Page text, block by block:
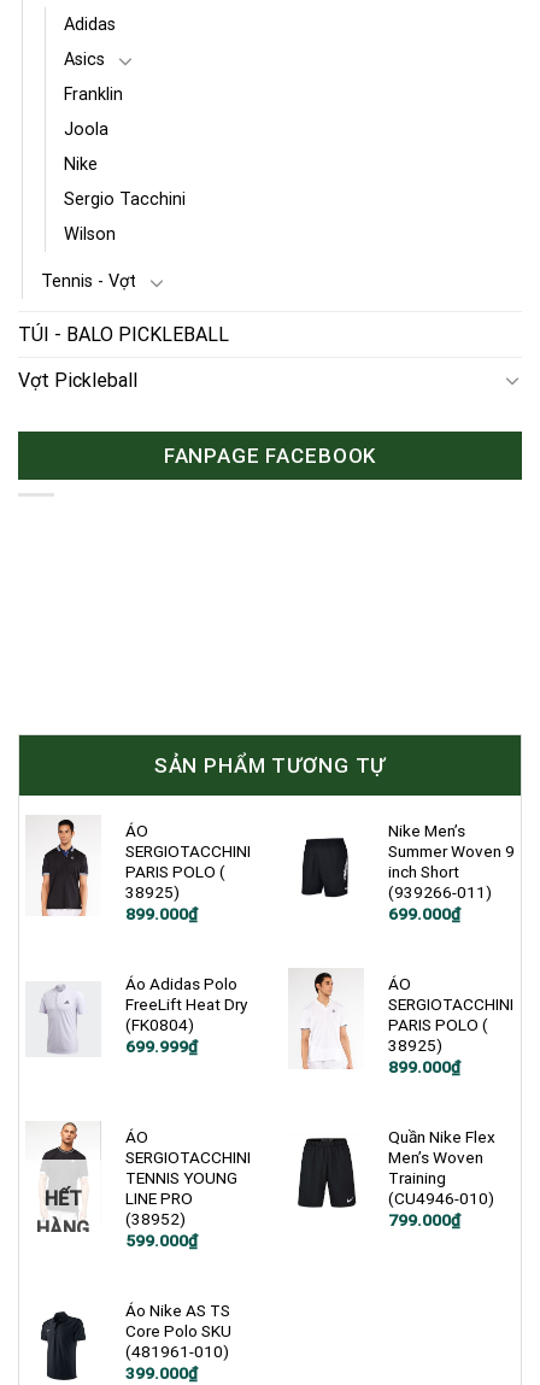
Adidas
Asics
Franklin
Joola
Nike
Sergio Tacchini
Wilson
Tennis - Vợt
TÚI - BALO PICKLEBALL
Vợt Pickleball
FANPAGE FACEBOOK
SẢN PHẨM TƯƠNG TỰ
ÁO
SERGIOTACCHINI
PARIS POLO (
38925)
899.000₫
Nike Men’s
Summer Woven 9
inch Short
(939266-011)
Giá
699.000₫
Giá
699.000₫.
Áo Adidas Polo
FreeLift Heat Dry
(FK0804)
Giá
699.999₫
Giá
ÁO
SERGIOTACCHINI
PARIS POLO (
38925)
899.000₫
HẾT
HÀNG
ÁO
SERGIOTACCHINI
TENNIS YOUNG
LINE PRO
(38952)
Giá
599.000₫
Giá
599.000₫.
Quần Nike Flex
Men’s Woven
Training
(CU4946-010)
Giá
799.000₫
Giá
Áo Nike AS TS
Core Polo SKU
(481961-010)
Giá
399.000₫
Giá